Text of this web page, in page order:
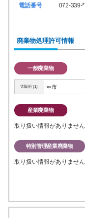
電話番号
072-339-
廃棄物処理許可情報
一般廃棄物
大阪府 (1) ××市
産業廃棄物
取り扱い情報がありません
特別管理産業廃棄物
取り扱い情報がありません